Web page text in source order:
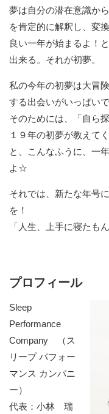
夢は自分の潜在意識か
を肯定的に解釈し、変
良い一年が始まるよ！
出来る。それが初夢。
私の今年の初夢は大冒
する出会いがいっぱいで
そのためには、「自ら
１９年の初夢が教えて
と、こんなふうに、一
よ☆
それでは、新たな年号
を！
「人生、上手に寝たも
プロフィール
Sleep
Performance
Company （ス
リープ パフォー
マンス カンパニ
ー）
代表：小林 瑞